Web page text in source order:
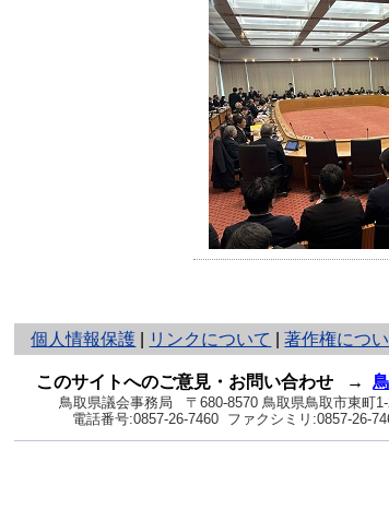
個人情報保護
と
り
ネ
ッ
ト
へ
リンクについて |著作権につ
このサイトへのご意見・お問い合わせ →
鳥取県議会事務局
〒680-8570 鳥取県鳥取市東町
電話番号:0857-26-7460 ファクシミリ:0857-26-